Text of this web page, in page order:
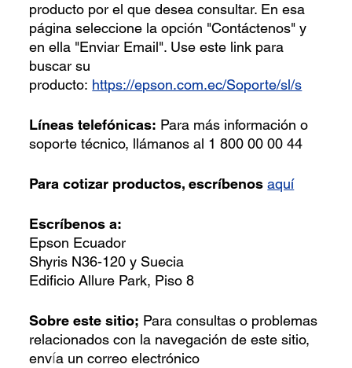
producto por el que desea consultar. En esa
página seleccione la opción "Contáctenos" y
en ella "Enviar Email". Use este link para
buscar su
producto: https://epson.com.ec/Soporte/sl/s
Líneas telefónicas: Para más información o
soporte técnico, llámanos al 1 800 00 00 44
Para cotizar productos, escríbenos aquí
Escríbenos a:
Epson Ecuador
Shyris N36-120 y Suecia
Edificio Allure Park, Piso 8
Sobre este sitio; Para consultas o problemas
relacionados con la navegación de este sitio,
envía un correo electrónico